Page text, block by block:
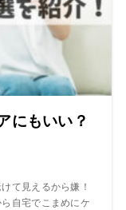
にもいい？
て見えるから嫌！
自宅でこまめにケ